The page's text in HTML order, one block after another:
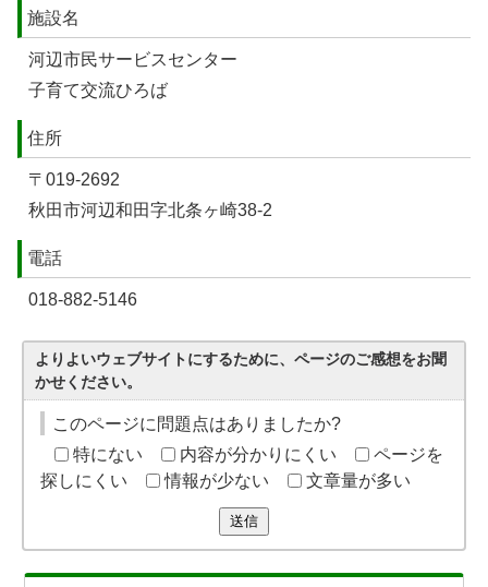
施設名
河辺市民サービスセンター
子育て交流ひろば
住所
〒019-2692
秋田市河辺和田字北条ヶ崎38-2
電話
018-882-5146
よりよいウェブサイトにするために、ページのご感想をお聞
かせください。
このページに問題点はありましたか?
特にない
内容が分かりにくい
ページを
探しにくい
情報が少ない 文章量が多い
送信